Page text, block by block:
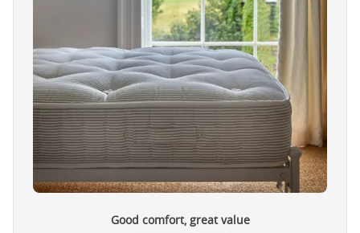
Good comfort, great value